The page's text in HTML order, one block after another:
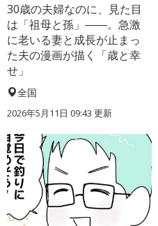
30歳の夫婦なのに、見た目
は「祖母と孫」――。急激
に老いる妻と成長が止まっ
た夫の漫画が描く「歳と幸
せ」
全国
2026年5月11日 09:43 更新